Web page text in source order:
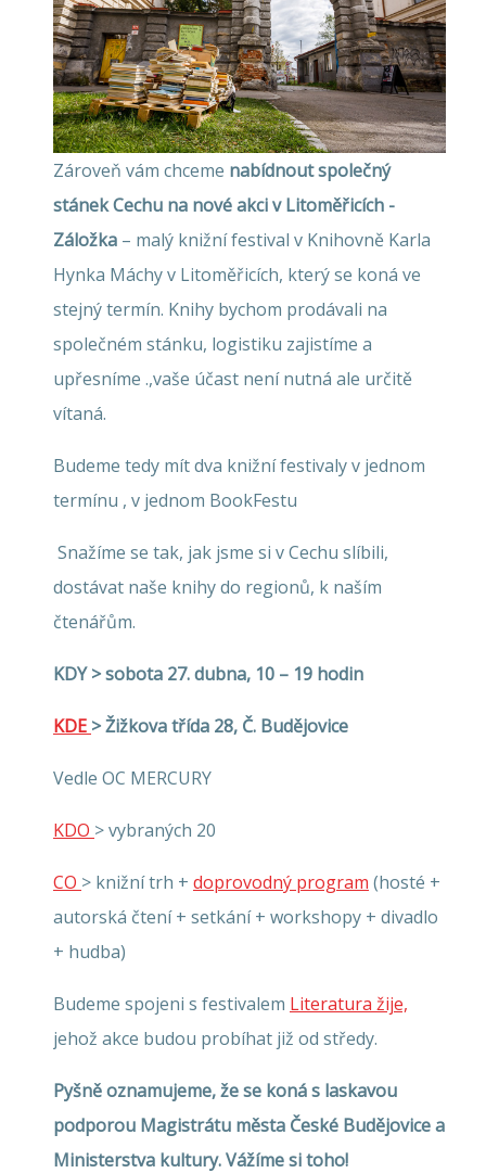
Zároveň vám chceme nabídnout společný
stánek Cechu na nové akci v Litoměřicích -
Záložka – malý knižní festival v Knihovně Karla
Hynka Máchy v Litoměřicích, který se koná ve
stejný termín. Knihy bychom prodávali na
společném stánku, logistiku zajistíme a
upřesníme .,vaše účast není nutná ale určitě
vítaná.
Budeme tedy mít dva knižní festivaly v jednom
termínu , v jednom BookFestu
Snažíme se tak, jak jsme si v Cechu slíbili,
dostávat naše knihy do regionů, k naším
čtenářům.
KDY > sobota 27. dubna, 10 – 19 hodin
KDE > Žižkova třída 28, Č. Budějovice
Vedle OC MERCURY
KDO > vybraných 20
CO > knižní trh + doprovodný program (hosté +
autorská čtení + setkání + workshopy + divadlo
+ hudba)
Budeme spojeni s festivalem Literatura žije,
jehož akce budou probíhat již od středy.
Pyšně oznamujeme, že se koná s laskavou
podporou Magistrátu města České Budějovice a
Ministerstva kultury. Vážíme si toho!